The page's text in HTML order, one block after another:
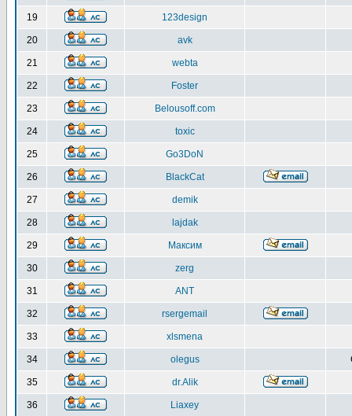
19 123design
20 avk
21 webta
22 Foster
23 Belousoff.com
24 toxic
25 Go3DoN
26 BlackCat
27 demik
28 lajdak
29 Максим
30 zerg
31 ANT
32 rsergemail
33 xlsmena
34 olegus
35 dr.Alik
36 Liaxey